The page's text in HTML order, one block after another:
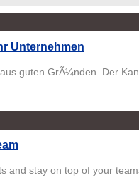
Unternehmen
guten GrÃ¼nden. Der
and stay on top of your